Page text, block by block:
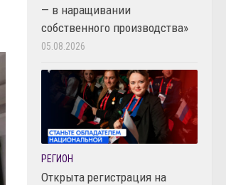
— в наращивании
собственного производства»
05.08.2026
РЕГИОН
Открыта регистрация на